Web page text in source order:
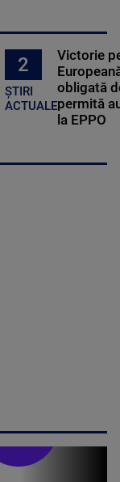
2
ȘTIRI
ACTUALE
Victorie
obligată
permită
la EPPO